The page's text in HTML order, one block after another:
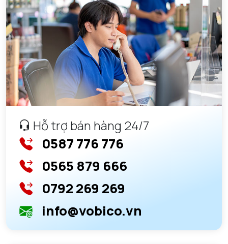
Hỗ trợ bán hàng 24/7
0587 776 776
0565 879 666
0792 269 269
info@vobico.vn